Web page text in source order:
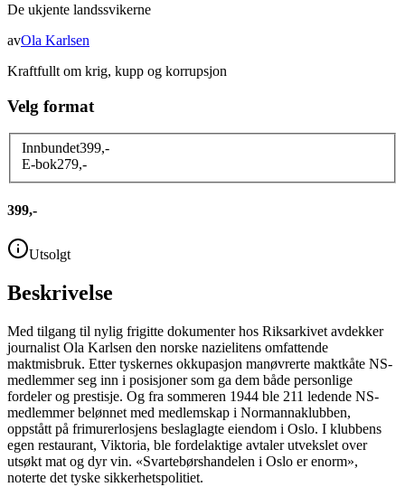
De ukjente landssvikerne
avOla Karlsen
Kraftfullt om krig, kupp og korrupsjon
Velg format
Innbundet399,-
E-bok279,-
399,-
Utsolgt
Beskrivelse
Med tilgang til nylig frigitte dokumenter hos Riksarkivet avdekker
journalist Ola Karlsen den norske nazielitens omfattende
maktmisbruk. Etter tyskernes okkupasjon manøvrerte maktkåte NS-
medlemmer seg inn i posisjoner som ga dem både personlige
fordeler og prestisje. Og fra sommeren 1944 ble 211 ledende NS-
medlemmer belønnet med medlemskap i Normannaklubben,
oppstått på frimurerlosjens beslaglagte eiendom i Oslo. I klubbens
egen restaurant, Viktoria, ble fordelaktige avtaler utvekslet over
utsøkt mat og dyr vin. «Svartebørshandelen i Oslo er enorm»,
noterte det tyske sikkerhetspolitiet.